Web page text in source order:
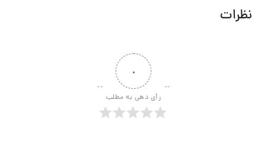
نظرات
۰
رأی دهی به مطلب